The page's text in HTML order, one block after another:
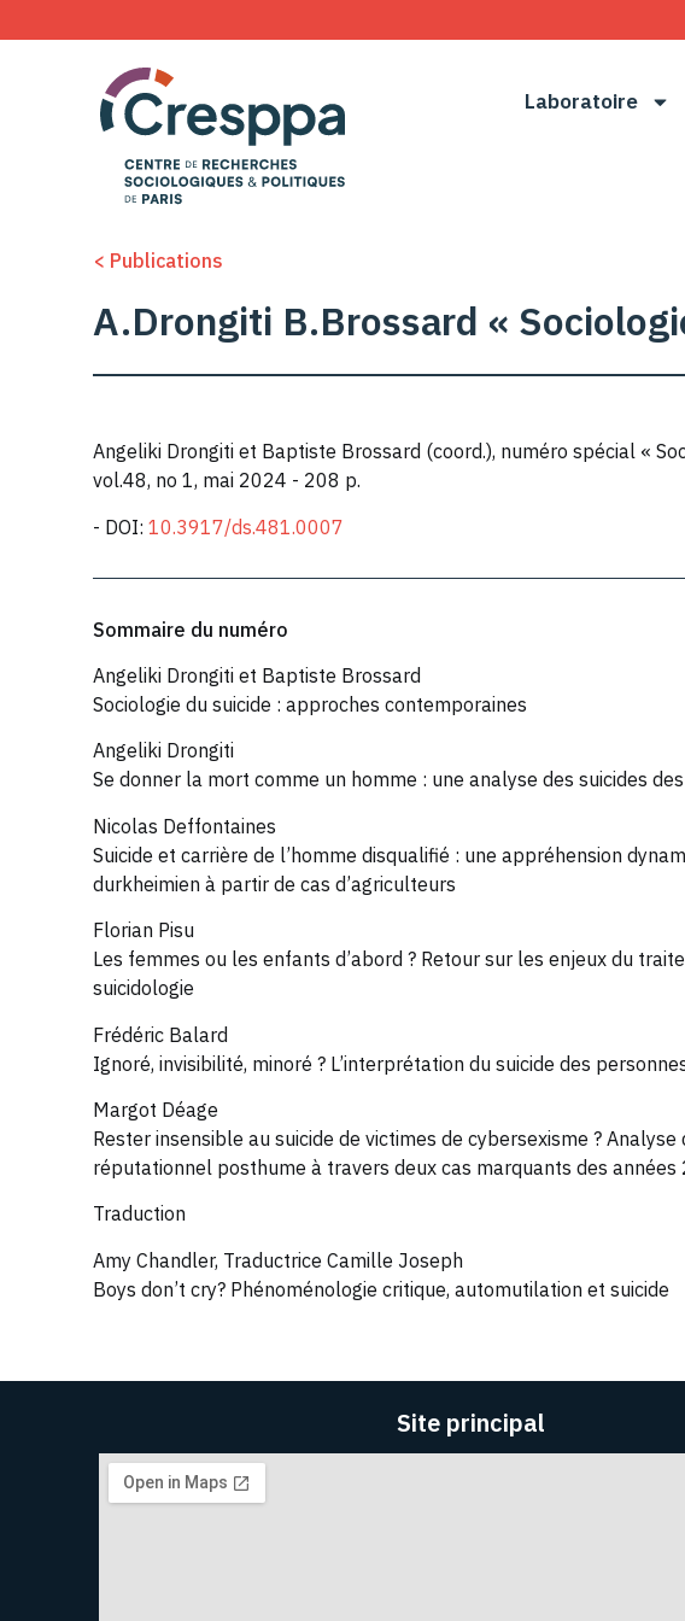
Laboratoire
< Publications
A.Drongiti B.Brossard «
Angeliki Drongiti et Baptiste Brossard (coord.), numéro spécial «
vol.48, no 1, mai 2024 - 208 p.
- DOI: 10.3917/ds.481.0007
Sommaire du numéro
Angeliki Drongiti et Baptiste Brossard
Sociologie du suicide : approches contemporaines
Angeliki Drongiti
Se donner la mort comme un homme : une analyse des suicides
Nicolas Deffontaines
Suicide et carrière de l’homme disqualifié : une appréhension
durkheimien à partir de cas d’agriculteurs
Florian Pisu
Les femmes ou les enfants d’abord ? Retour sur les enjeux du
suicidologie
Frédéric Balard
Ignoré, invisibilité, minoré ? L’interprétation du suicide des
Margot Déage
Rester insensible au suicide de victimes de cybersexisme ?
réputationnel posthume à travers deux cas marquants des années
Traduction
Amy Chandler, Traductrice Camille Joseph
Boys don’t cry? Phénoménologie critique, automutilation et suicide
Site principal